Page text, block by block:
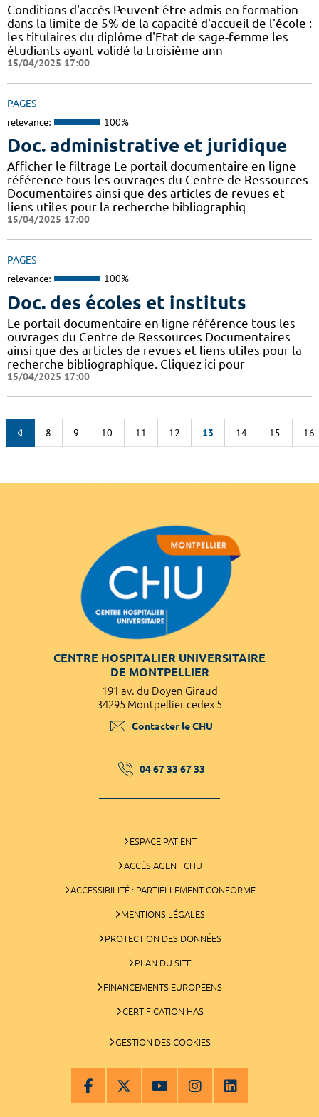
Conditions d'accès Peuvent être admis en formation
dans la limite de 5% de la capacité d'accueil de l'école :
les titulaires du diplôme d'Etat de sage-femme les
étudiants ayant validé la troisième ann
15/04/2025 17:00
PAGES
relevance: 100%
Doc. administrative et juridique
Afficher le filtrage Le portail documentaire en ligne
référence tous les ouvrages du Centre de Ressources
Documentaires ainsi que des articles de revues et
liens utiles pour la recherche bibliographiq
15/04/2025 17:00
PAGES
relevance: 100%
Doc. des écoles et instituts
Le portail documentaire en ligne référence tous les
ouvrages du Centre de Ressources Documentaires
ainsi que des articles de revues et liens utiles pour la
recherche bibliographique. Cliquez ici pour
15/04/2025 17:00
8 9 10 11 12 13 14 15 16
CENTRE HOSPITALIER UNIVERSITAIRE
DE MONTPELLIER
191 av. du Doyen Giraud
34295 Montpellier cedex 5
Contacter le CHU
04 67 33 67 33
ESPACE PATIENT
ACCÈS AGENT CHU
ACCESSIBILITÉ : PARTIELLEMENT CONFORME
MENTIONS LÉGALES
PROTECTION DES DONNÉES
PLAN DU SITE
FINANCEMENTS EUROPÉENS
CERTIFICATION HAS
GESTION DES COOKIES